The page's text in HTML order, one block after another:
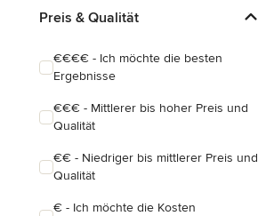
Preis & Qualität
€€€€ - Ich möchte die besten
Ergebnisse
€€€ - Mittlerer bis hoher Preis und
Qualität
€€ - Niedriger bis mittlerer Preis und
Qualität
€ - Ich möchte die Kosten